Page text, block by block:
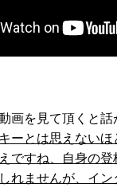
画を見て頂くと
ーとは思えない
ですね、自身の
れませんが、イ